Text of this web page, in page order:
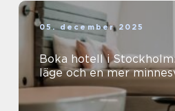
05. december 2025
Boka hotell i
läge och en mer